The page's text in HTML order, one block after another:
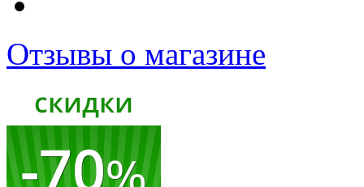
Отзывы о магазине